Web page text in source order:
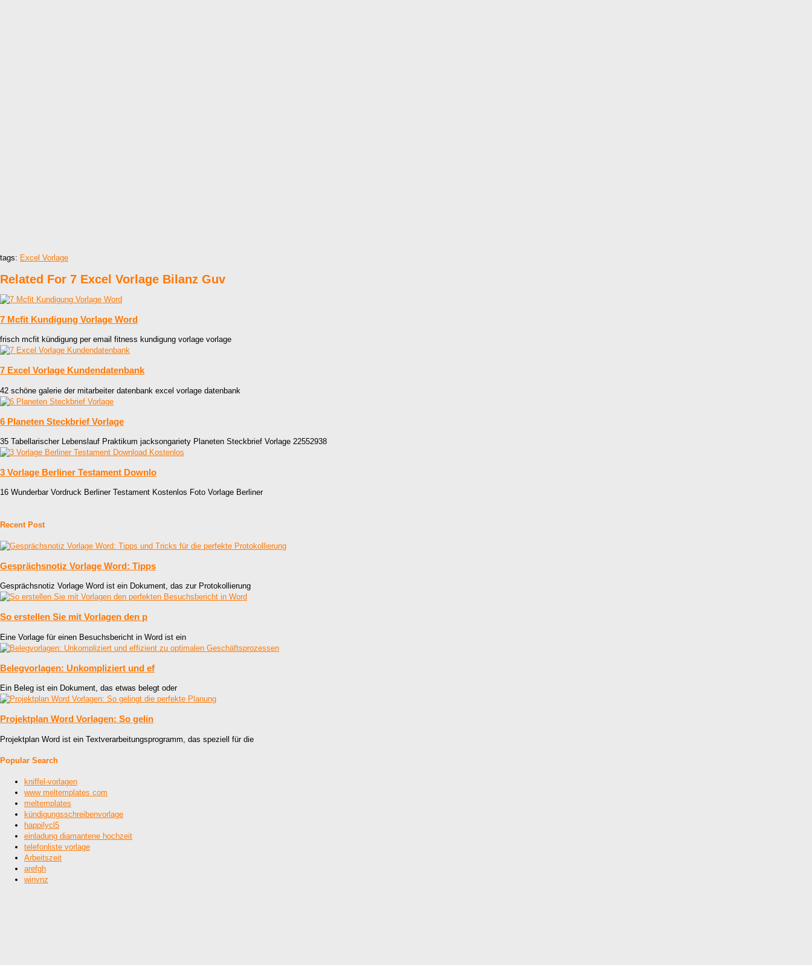
tags: Excel Vorlage
Related For 7 Excel Vorlage Bilanz Guv
7 Mcfit Kundigung Vorlage Word
frisch mcfit kündigung per email fitness kundigung vorlage vorlage
7 Excel Vorlage Kundendatenbank
42 schöne galerie der mitarbeiter datenbank excel vorlage datenbank
6 Planeten Steckbrief Vorlage
35 Tabellarischer Lebenslauf Praktikum jacksongariety Planeten Steckbrief Vorlage 22552938
3 Vorlage Berliner Testament Downlo
16 Wunderbar Vordruck Berliner Testament Kostenlos Foto Vorlage Berliner
Recent Post
Gesprächsnotiz Vorlage Word: Tipps
Gesprächsnotiz Vorlage Word ist ein Dokument, das zur Protokollierung
So erstellen Sie mit Vorlagen den p
Eine Vorlage für einen Besuchsbericht in Word ist ein
Belegvorlagen: Unkompliziert und ef
Ein Beleg ist ein Dokument, das etwas belegt oder
Projektplan Word Vorlagen: So gelin
Projektplan Word ist ein Textverarbeitungsprogramm, das speziell für die
Popular Search
kniffel-vorlagen
www meltemplates com
meltemplates
kündigungsschreibenvorlage
happilycl5
einladung diamantene hochzeit
telefonliste vorlage
Arbeitszeit
arefgh
winvnz